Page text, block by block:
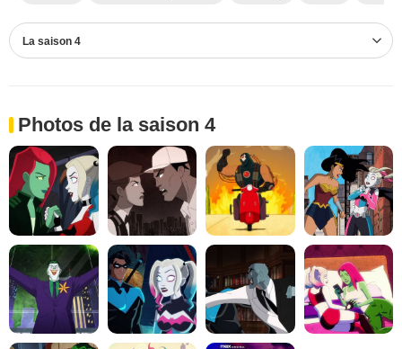
La saison 4
Photos de la saison 4